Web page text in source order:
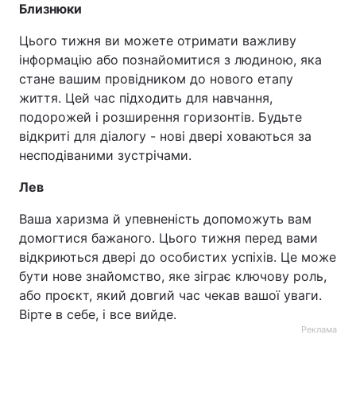
Близнюки
Цього тижня ви можете отримати важливу
інформацію або познайомитися з людиною, яка
стане вашим провідником до нового етапу
життя. Цей час підходить для навчання,
подорожей і розширення горизонтів. Будьте
відкриті для діалогу - нові двері ховаються за
несподіваними зустрічами.
Лев
Ваша харизма й упевненість допоможуть вам
домогтися бажаного. Цього тижня перед вами
відкриються двері до особистих успіхів. Це може
бути нове знайомство, яке зіграє ключову роль,
або проєкт, який довгий час чекав вашої уваги.
Вірте в себе, і все вийде.
Реклама